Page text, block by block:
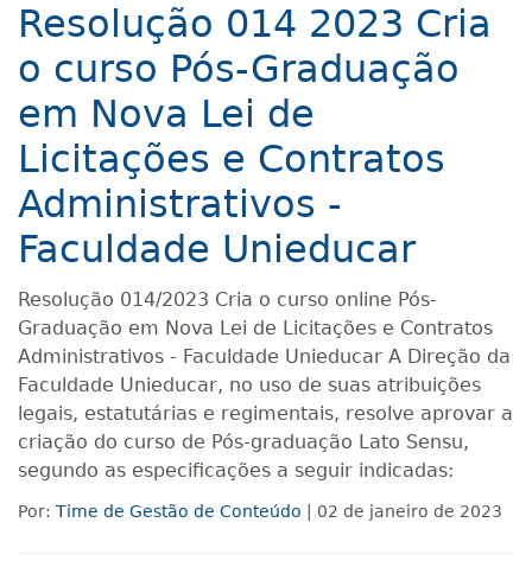
Resolução 014 2023 Cria
o curso Pós-Graduação
em Nova Lei de
Licitações e Contratos
Administrativos -
Faculdade Unieducar
Resolução 014/2023 Cria o curso online Pós-
Graduação em Nova Lei de Licitações e Contratos
Administrativos - Faculdade Unieducar A Direção da
Faculdade Unieducar, no uso de suas atribuições
legais, estatutárias e regimentais, resolve aprovar a
criação do curso de Pós-graduação Lato Sensu,
segundo as especificações a seguir indicadas:
Por: Time de Gestão de Conteúdo | 02 de janeiro de 2023